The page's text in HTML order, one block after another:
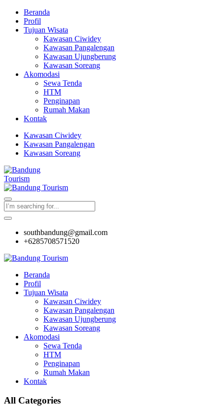
Beranda
Profil
Tujuan Wisata
Kawasan Ciwidey
Kawasan Pangalengan
Kawasan Ujungberung
Kawasan Soreang
Akomodasi
Sewa Tenda
HTM
Penginapan
Rumah Makan
Kontak
Kawasan Ciwidey
Kawasan Pangalengan
Kawasan Soreang
southbandung@gmail.com
+6285708571520
Beranda
Profil
Tujuan Wisata
Kawasan Ciwidey
Kawasan Pangalengan
Kawasan Ujungberung
Kawasan Soreang
Akomodasi
Sewa Tenda
HTM
Penginapan
Rumah Makan
Kontak
All Categories